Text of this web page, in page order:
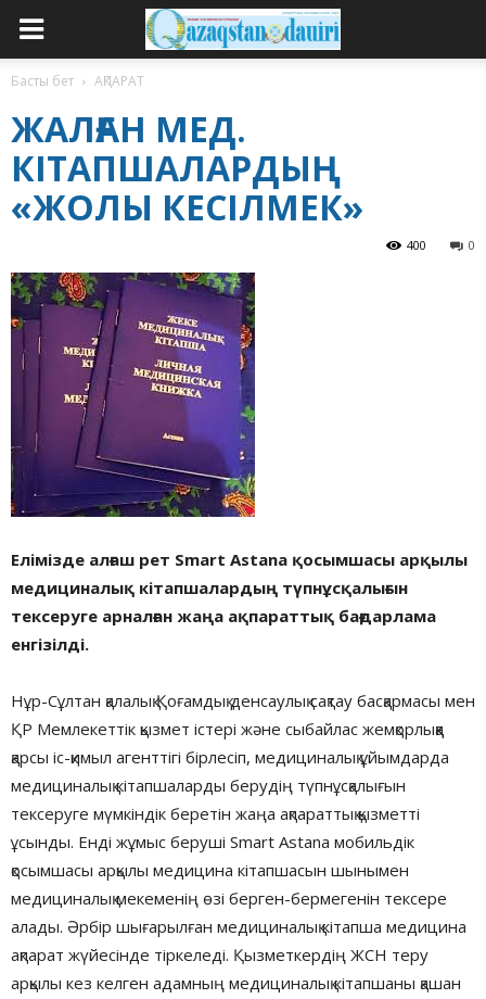
Басты бет АҚПАРАТ
ЖАЛҒАН МЕД.
КІТАПШАЛАРДЫҢ
«ЖОЛЫ КЕСІЛМЕК»
0
400
Елімізде алғаш рет Smart Astana қосымшасы арқылы
медициналық кітапшалардың түпнұсқалығын
тексеруге арналған жаңа ақпараттық бағдарлама
енгізілді.
Нұр-Cұлтан қалалық Қоғамдық денсаулық сақтау басқармасы мен
ҚР Мемлекеттік қызмет істері және сыбайлас жемқорлыққа
қарсы іс-қимыл агенттігі бірлесіп, медициналық ұйымдарда
медициналық кітапшаларды берудің түпнұсқалығын
тексеруге мүмкіндік беретін жаңа ақпараттық қызметті
ұсынды. Енді жұмыс беруші Smart Astana мобильдік
қосымшасы арқылы медицина кітапшасын шынымен
медициналық мекеменің өзі берген-бермегенін тексере
алады. Әрбір шығарылған медициналық кітапша медицина
ақпарат жүйесінде тіркеледі. Қызметкердің ЖСН теру
арқылы кез келген адамның медициналық кітапшаны қашан